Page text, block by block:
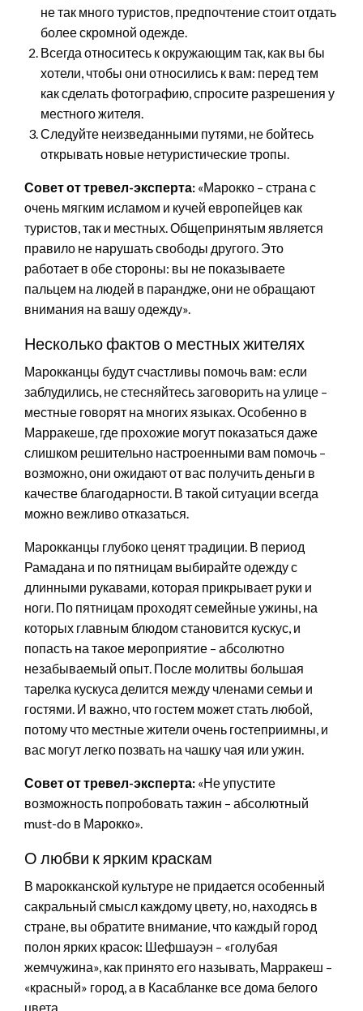
не так много туристов, предпочтение стоит отдать
более скромной одежде.
Всегда относитесь к окружающим так, как вы бы
хотели, чтобы они относились к вам: перед тем
как сделать фотографию, спросите разрешения у
местного жителя.
Следуйте неизведанными путями, не бойтесь
открывать новые нетуристические тропы.
Совет от тревел-эксперта: «Марокко – страна с
очень мягким исламом и кучей европейцев как
туристов, так и местных. Общепринятым является
правило не нарушать свободы другого. Это
работает в обе стороны: вы не показываете
пальцем на людей в парандже, они не обращают
внимания на вашу одежду».
Несколько фактов о местных жителях
Марокканцы будут счастливы помочь вам: если
заблудились, не стесняйтесь заговорить на улице –
местные говорят на многих языках. Особенно в
Марракеше, где прохожие могут показаться даже
слишком решительно настроенными вам помочь –
возможно, они ожидают от вас получить деньги в
качестве благодарности. В такой ситуации всегда
можно вежливо отказаться.
Марокканцы глубоко ценят традиции. В период
Рамадана и по пятницам выбирайте одежду с
длинными рукавами, которая прикрывает руки и
ноги. По пятницам проходят семейные ужины, на
которых главным блюдом становится кускус, и
попасть на такое мероприятие – абсолютно
незабываемый опыт. После молитвы большая
тарелка кускуса делится между членами семьи и
гостями. И важно, что гостем может стать любой,
потому что местные жители очень гостеприимны, и
вас могут легко позвать на чашку чая или ужин.
Совет от тревел-эксперта: «Не упустите
возможность попробовать тажин – абсолютный
must-do в Марокко».
О любви к ярким краскам
В марокканской культуре не придается особенный
сакральный смысл каждому цвету, но, находясь в
стране, вы обратите внимание, что каждый город
полон ярких красок: Шефшауэн – «голубая
жемчужина», как принято его называть, Марракеш –
«красный» город, а в Касабланке все дома белого
цвета.